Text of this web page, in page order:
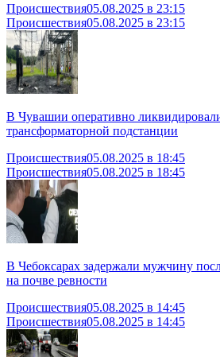
Происшествия05.08.2025 в 23:15
Происшествия05.08.2025 в 23:15
В Чувашии оперативно
трансформаторной подстанции
Происшествия05.08.2025 в 18:45
Происшествия05.08.2025 в 18:45
В Чебоксарах задержали мужчину
на почве ревности
Происшествия05.08.2025 в 14:45
Происшествия05.08.2025 в 14:45